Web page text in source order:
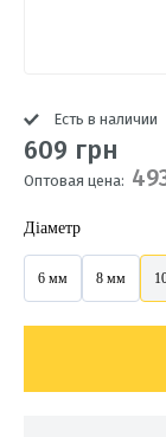
Есть в наличии
609 грн
Оптовая цена:
Діаметр
6 мм 8 мм